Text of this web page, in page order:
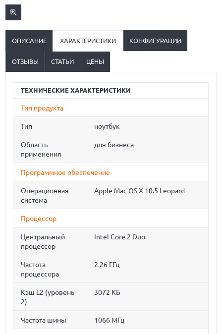
ОПИСАНИЕ ХАРАКТЕРИСТИКИ КОНФИГУРАЦИИ
ОТЗЫВЫ СТАТЬИ ЦЕНЫ
ТЕХНИЧЕСКИЕ ХАРАКТЕРИСТИКИ
Тип продукта
Тип ноутбук
Область
применения
для бизнеса
Программное обеспечение
Операционная
система
Apple Mac OS X 10.5 Leopard
Процессор
Центральный
процессор
Intel Core 2 Duo
Частота
процессора
2.26 ГГц
Кэш L2 (уровень
2)
3072 КБ
Частота шины 1066 МГц